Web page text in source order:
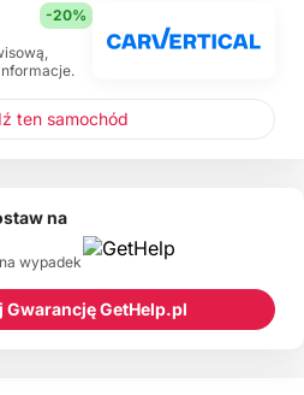
-20%
ten samochód
na
wypadek
Gwarancję GetHelp.pl